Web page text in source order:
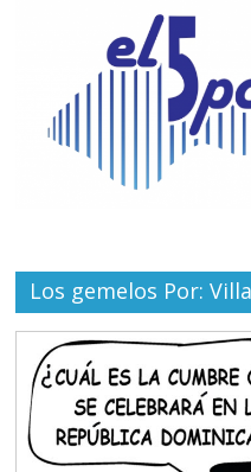
Los gemelos Por: